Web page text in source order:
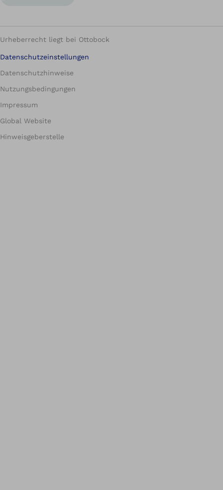
Urheberrecht liegt bei Ottobock
Datenschutzeinstellungen
Datenschutzhinweise
Nutzungsbedingungen
Impressum
Global Website
Hinweisgeberstelle